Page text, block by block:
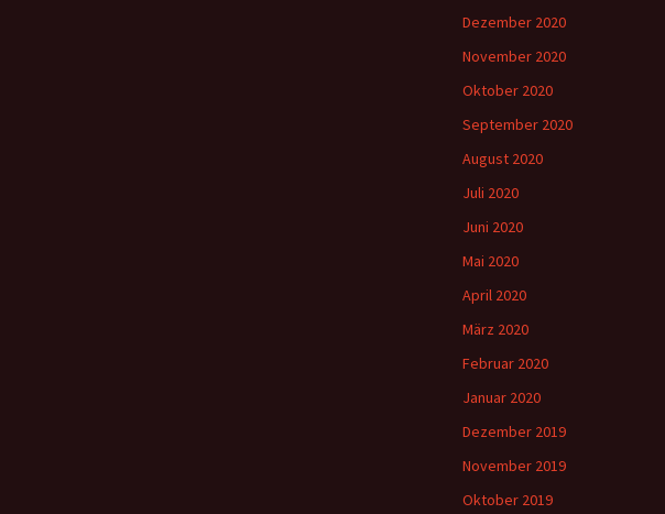
Dezember 2020
November 2020
Oktober 2020
September 2020
August 2020
Juli 2020
Juni 2020
Mai 2020
April 2020
März 2020
Februar 2020
Januar 2020
Dezember 2019
November 2019
Oktober 2019